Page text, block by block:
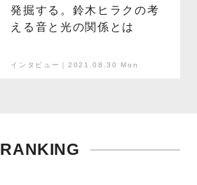
発掘する。鈴木ヒラクの考
える音と光の関係とは
インタビュー｜2021.08.30 Mon
RANKING